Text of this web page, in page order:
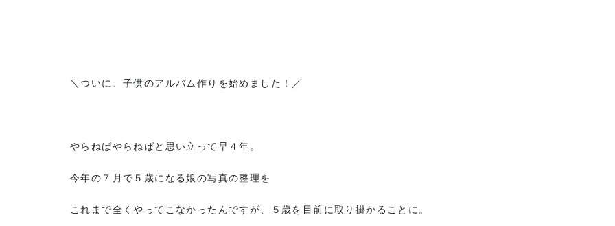
＼ついに、子供のアルバム作りを始めました！／
やらねばやらねばと思い立って早４年。
今年の７月で５歳になる娘の写真の整理を
これまで全くやってこなかったんですが、５歳を目前に取り掛かることに。